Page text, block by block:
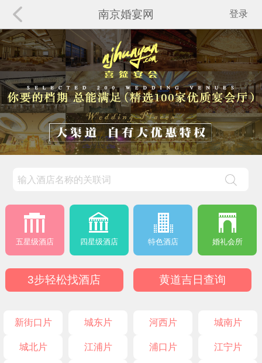
南京婚宴网 登录
五星级酒店 四星级酒店 特色酒店 婚礼会所
3步轻松找酒店 黄道吉日查询
新街口片 城东片 河西片 城南片
城北片 江浦片 浦口片 江宁片